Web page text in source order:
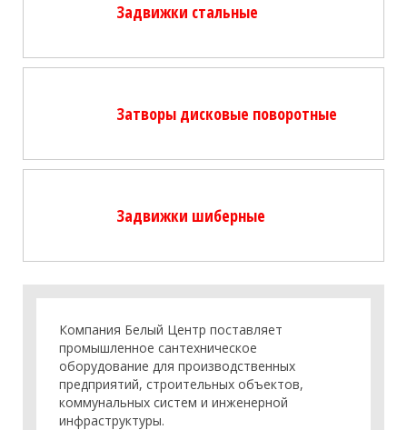
Задвижки стальные
Затворы дисковые поворотные
Задвижки шиберные
Компания Белый Центр поставляет
промышленное сантехническое
оборудование для производственных
предприятий, строительных объектов,
коммунальных систем и инженерной
инфраструктуры.